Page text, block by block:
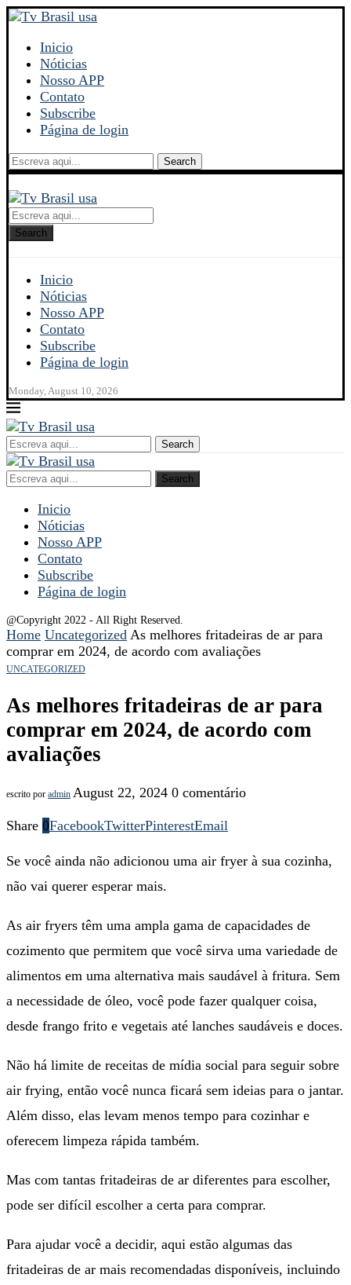
Inicio
Nóticias
Nosso APP
Contato
Subscribe
Página de login
Search
Search
Inicio
Nóticias
Nosso APP
Contato
Subscribe
Página de login
Monday, August 10, 2026
Search
Search
Inicio
Nóticias
Nosso APP
Contato
Subscribe
Página de login
@Copyright 2022 - All Right Reserved.
Home Uncategorized As melhores fritadeiras de ar para
comprar em 2024, de acordo com avaliações
UNCATEGORIZED
As melhores fritadeiras de ar para
comprar em 2024, de acordo com
avaliações
escrito por admin August 22, 2024 0 comentário
Share 0FacebookTwitterPinterestEmail
Se você ainda não adicionou uma air fryer à sua cozinha,
não vai querer esperar mais.
As air fryers têm uma ampla gama de capacidades de
cozimento que permitem que você sirva uma variedade de
alimentos em uma alternativa mais saudável à fritura. Sem
a necessidade de óleo, você pode fazer qualquer coisa,
desde frango frito e vegetais até lanches saudáveis ​​e doces.
Não há limite de receitas de mídia social para seguir sobre
air frying, então você nunca ficará sem ideias para o jantar.
Além disso, elas levam menos tempo para cozinhar e
oferecem limpeza rápida também.
Mas com tantas fritadeiras de ar diferentes para escolher,
pode ser difícil escolher a certa para comprar.
Para ajudar você a decidir, aqui estão algumas das
fritadeiras de ar mais recomendadas disponíveis, incluindo